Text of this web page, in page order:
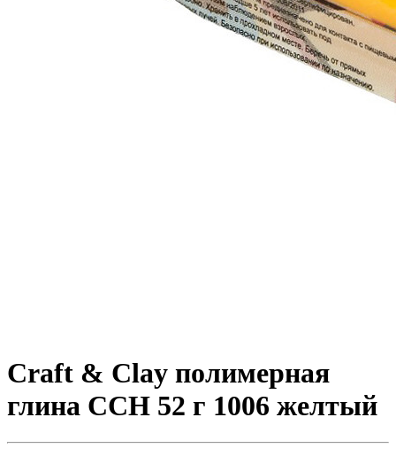
Craft & Clay полимерная
глина CCH 52 г 1006 желтый